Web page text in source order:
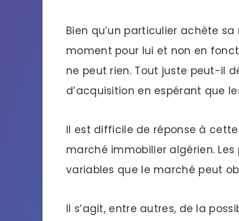
Bien qu’un particulier achète
moment pour lui et non en
ne peut rien. Tout juste peut-il
d’acquisition en espérant que
Il est difficile de réponse à
marché immobilier algérien. Les
variables que le marché peut
Il s’agit, entre autres, de la